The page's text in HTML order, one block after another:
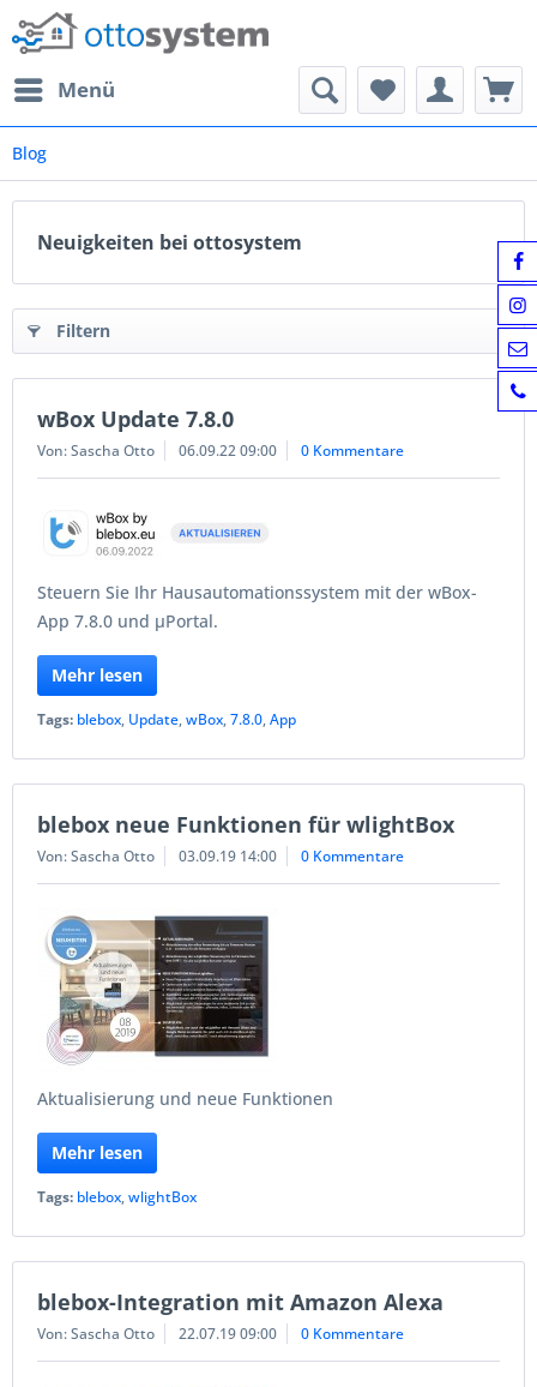
Menü
Blog
Neuigkeiten bei ottosystem
Filtern
wBox Update 7.8.0
Von: Sascha Otto 06.09.22 09:00 0 Kommentare
Steuern Sie Ihr Hausautomationssystem mit der wBox-
App 7.8.0 und µPortal.
Mehr lesen
Tags: blebox, Update,wBox,7.8.0,App
blebox neue Funktionen für wlightBox
Von: Sascha Otto 03.09.19 14:00 0 Kommentare
Aktualisierung und neue Funktionen
Mehr lesen
Tags: blebox,wlightBox
blebox-Integration mit Amazon Alexa
Von: Sascha Otto 22.07.19 09:00 0 Kommentare